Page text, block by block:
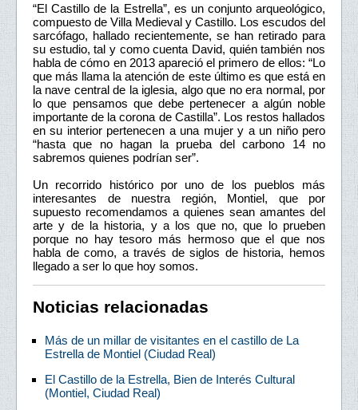
“El Castillo de la Estrella”, es un conjunto arqueológico,
compuesto de Villa Medieval y Castillo. Los escudos del
sarcófago, hallado recientemente, se han retirado para
su estudio, tal y como cuenta David, quién también nos
habla de cómo en 2013 apareció el primero de ellos: “Lo
que más llama la atención de este último es que está en
la nave central de la iglesia, algo que no era normal, por
lo que pensamos que debe pertenecer a algún noble
importante de la corona de Castilla”. Los restos hallados
en su interior pertenecen a una mujer y a un niño pero
“hasta que no hagan la prueba del carbono 14 no
sabremos quienes podrían ser”.
Un recorrido histórico por uno de los pueblos más
interesantes de nuestra región, Montiel, que por
supuesto recomendamos a quienes sean amantes del
arte y de la historia, y a los que no, que lo prueben
porque no hay tesoro más hermoso que el que nos
habla de como, a través de siglos de historia, hemos
llegado a ser lo que hoy somos.
Noticias relacionadas
Más de un millar de visitantes en el castillo de La
Estrella de Montiel (Ciudad Real)
El Castillo de la Estrella, Bien de Interés Cultural
(Montiel, Ciudad Real)